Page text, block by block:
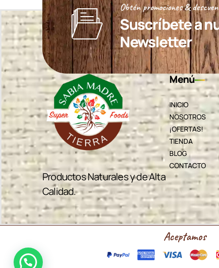
Obtén promociones &
Suscríbete a
Newsletter
Productos Naturales y de Alta
Calidad.
Menú
INICIO
NOSOTROS
¡OFERTAS!
TIENDA
BLOG
CONTACTO
Aceptamos